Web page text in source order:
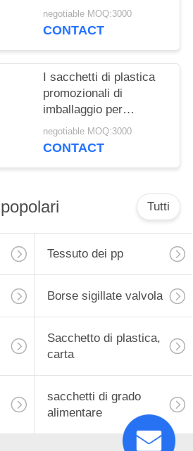
cucito del filo della
maniglia stampate
negotiable MOQ:3000
CONTACT
I sacchetti di plastica
promozionali di
imballaggio per
alimenti, incisione
hanno stampato i
negotiable MOQ:3000
CONTACT
Tutti
Tessuto dei pp
Borse sigillate valvola
Sacchetto di plastica,
carta
sacchetti di grado
alimentare